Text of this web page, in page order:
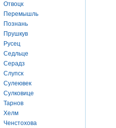
Отвоцк
Перемышль
Познань
Прушкув
Русец
Седльце
Серадз
Слупск
Сулеювек
Сулковице
Тарнов
Хелм
Ченстохова